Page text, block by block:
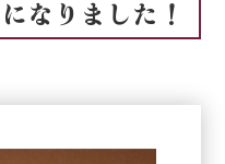
なりました！